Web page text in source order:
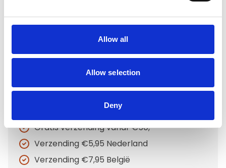
Allow all
Allow selection
Deny
€8,95
Gratis verzending vanaf €50,-
Verzending €5,95 Nederland
Verzending €7,95 België